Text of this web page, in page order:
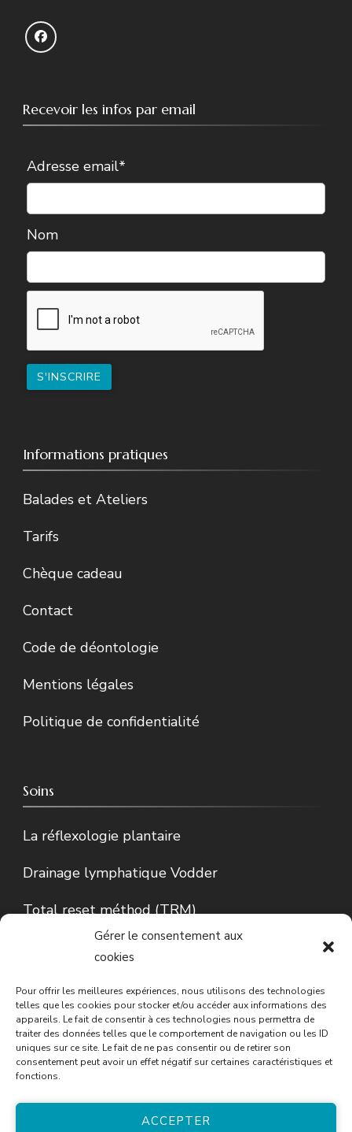
Gérer le consentement aux
cookies
Pour offrir les meilleures expériences, nous utilisons des technologies
telles que les cookies pour stocker et/ou accéder aux informations des
appareils. Le fait de consentir à ces technologies nous permettra de
traiter des données telles que le comportement de navigation ou les ID
uniques sur ce site. Le fait de ne pas consentir ou de retirer son
consentement peut avoir un effet négatif sur certaines caractéristiques et
fonctions.
ACCEPTER
Recevoir les infos par email
Adresse email*
Nom
Informations pratiques
Balades et Ateliers
Tarifs
Chèque cadeau
Contact
Code de déontologie
Mentions légales
Politique de confidentialité
Soins
La réflexologie plantaire
Drainage lymphatique Vodder
Total reset méthod (TRM)
Conseils en phytothérapie